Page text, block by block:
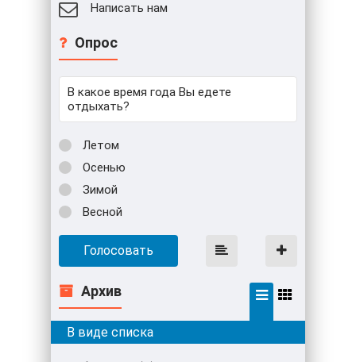
Написать нам
Опрос
В какое время года Вы едете
отдыхать?
Летом
Осенью
Зимой
Весной
Голосовать
Архив